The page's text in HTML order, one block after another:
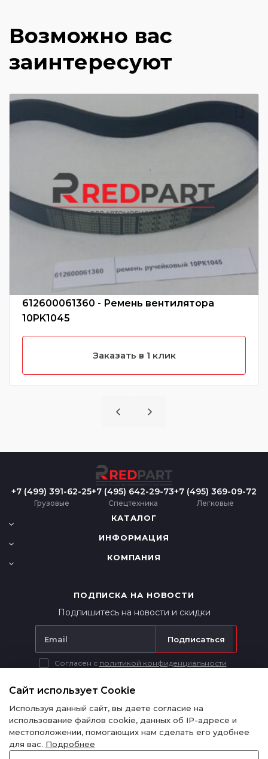
Возможно вас
заинтересуют
612600061360 - Ремень вентилятора
10PK1045
Заказать в 1 клик
+7 (499) 391-62-25
Грузовые
+7 (495) 642-29-73
Спецтехника
+7 (495) 369-09-72
Легковые
КАТАЛОГ
ИНФОРМАЦИЯ
КОМПАНИЯ
ПОДПИСКА НА НОВОСТИ
Подпишитесь на новости и скидки
Подписаться
Согласен с политикой конфиденциальности
информационный характер и ни при каких условиях не является
публичной офертой в соответствии с п. 2 ст. 437 ГК РФ.
Сайт использует Cookie
Используя данный сайт, вы даете согласие на
использование файлов cookie, данных об IP-адресе и
местоположении, помогающих нам сделать его удобнее
для вас. Подробнее